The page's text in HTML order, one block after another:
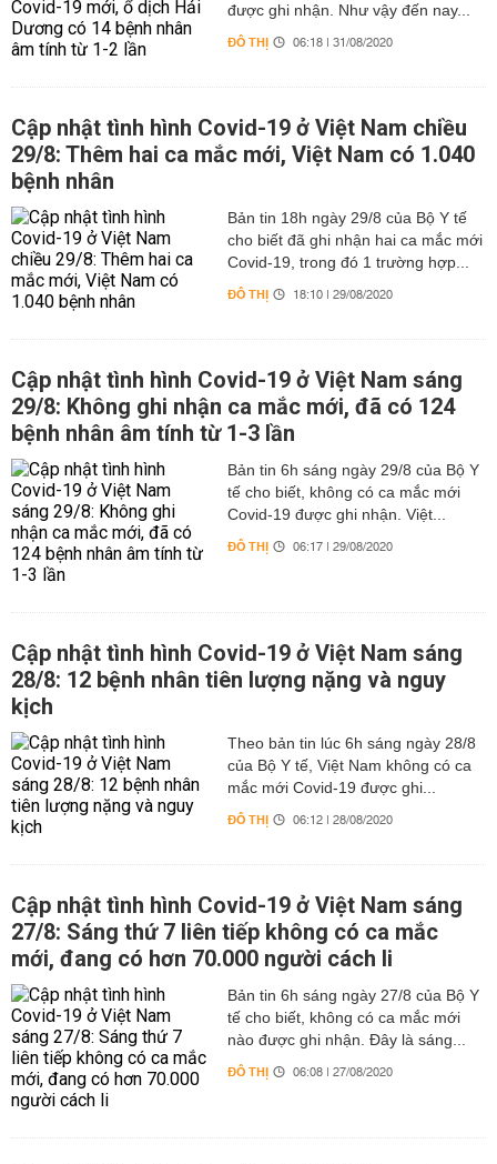
được ghi nhận. Như vậy đến nay...
ĐÔ THỊ 06:18 | 31/08/2020
Cập nhật tình hình Covid-19 ở Việt Nam chiều
29/8: Thêm hai ca mắc mới, Việt Nam có 1.040
bệnh nhân
Bản tin 18h ngày 29/8 của Bộ Y tế
cho biết đã ghi nhận hai ca mắc mới
Covid-19, trong đó 1 trường hợp...
ĐÔ THỊ 18:10 | 29/08/2020
Cập nhật tình hình Covid-19 ở Việt Nam sáng
29/8: Không ghi nhận ca mắc mới, đã có 124
bệnh nhân âm tính từ 1-3 lần
Bản tin 6h sáng ngày 29/8 của Bộ Y
tế cho biết, không có ca mắc mới
Covid-19 được ghi nhận. Việt...
ĐÔ THỊ 06:17 | 29/08/2020
Cập nhật tình hình Covid-19 ở Việt Nam sáng
28/8: 12 bệnh nhân tiên lượng nặng và nguy
kịch
Theo bản tin lúc 6h sáng ngày 28/8
của Bộ Y tế, Việt Nam không có ca
mắc mới Covid-19 được ghi...
ĐÔ THỊ 06:12 | 28/08/2020
Cập nhật tình hình Covid-19 ở Việt Nam sáng
27/8: Sáng thứ 7 liên tiếp không có ca mắc
mới, đang có hơn 70.000 người cách li
Bản tin 6h sáng ngày 27/8 của Bộ Y
tế cho biết, không có ca mắc mới
nào được ghi nhận. Đây là sáng...
ĐÔ THỊ 06:08 | 27/08/2020